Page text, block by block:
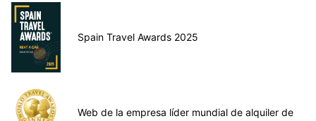
Spain Travel Awards 2025
Web de la empresa líder mundial de alquiler de